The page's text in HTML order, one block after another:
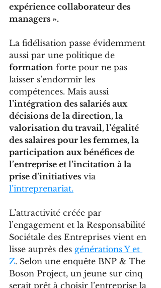
expérience collaborateur des
managers ».
La fidélisation passe évidemment
aussi par une politique de
formation forte pour ne pas
laisser s’endormir les
compétences. Mais aussi
l’intégration des salariés aux
décisions de la direction, la
valorisation du travail, l’égalité
des salaires pour les femmes, la
participation aux bénéfices de
l’entreprise et l’incitation à la
prise d’initiatives via
l’intreprenariat.
L’attractivité créée par
l’engagement et la Responsabilité
Sociétale des Entreprises vient en
lisse auprès des générations Y et
Z. Selon une enquête BNP & The
Boson Project, un jeune sur cinq
serait prêt à choisir l’entreprise la